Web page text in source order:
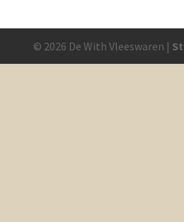
© 2026 De With Vleeswaren |